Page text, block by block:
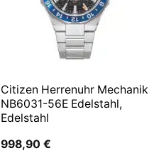
Citizen Herrenuhr Mechanik
NB6031-56E Edelstahl,
Edelstahl
998,90 €